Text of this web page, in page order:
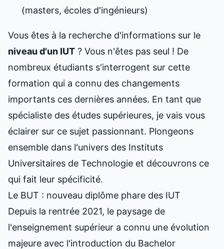
(masters, écoles d'ingénieurs)
Vous êtes à la recherche d'informations sur le
niveau d'un IUT ? Vous n'êtes pas seul ! De
nombreux étudiants s'interrogent sur cette
formation qui a connu des changements
importants ces dernières années. En tant que
spécialiste des études supérieures, je vais vous
éclairer sur ce sujet passionnant. Plongeons
ensemble dans l'univers des Instituts
Universitaires de Technologie et découvrons ce
qui fait leur spécificité.
Le BUT : nouveau diplôme phare des IUT
Depuis la rentrée 2021, le paysage de
l'enseignement supérieur a connu une évolution
majeure avec l'introduction du Bachelor